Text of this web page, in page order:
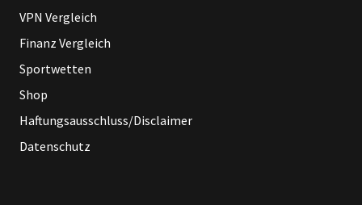
VPN Vergleich
Finanz Vergleich
Sportwetten
Shop
Haftungsausschluss/Disclaimer
Datenschutz